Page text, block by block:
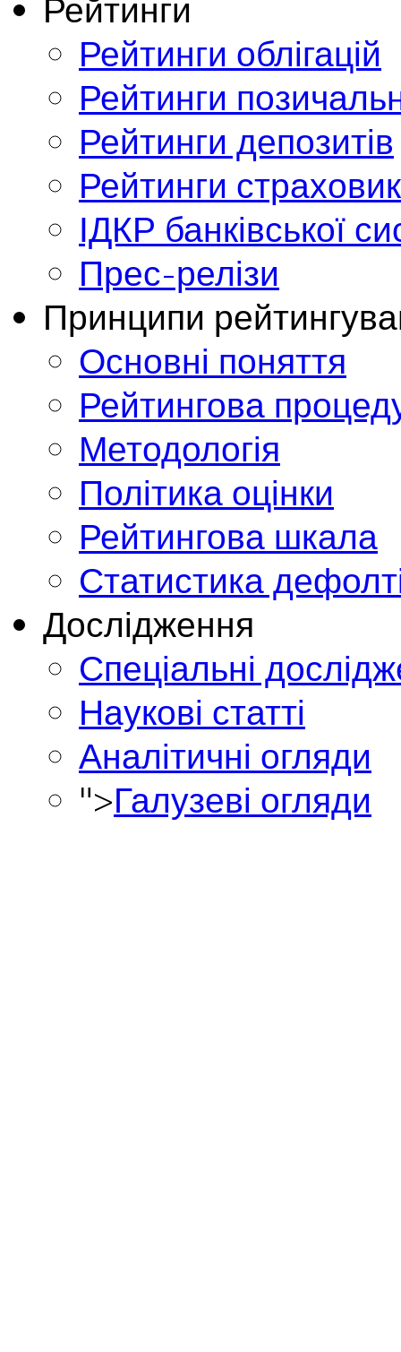
Рейтинги
Рейтинги облігацій
Рейтинги
Рейтинги депозитів
Рейтинги
ІДКР банківської
Прес-релізи
Принципи
Основні поняття
Рейтингова
Методологія
Політика оцінки
Рейтингова шкала
Статистика
Дослідження
Спеціальні
Наукові статті
Аналітичні огляди
">Галузеві огляди